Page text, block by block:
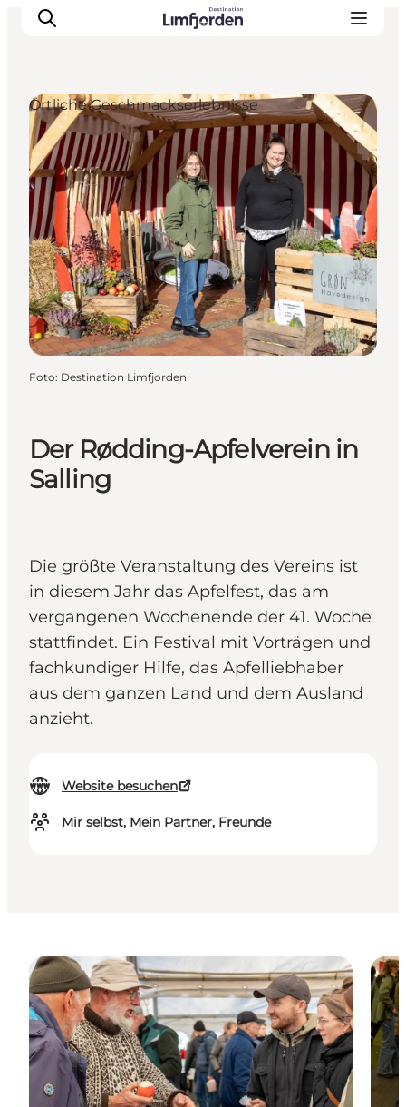
Der Rødding-Apfelverein in
Salling
Die größte Veranstaltung des Vereins ist
in diesem Jahr das Apfelfest, das am
vergangenen Wochenende der 41. Woche
stattfindet. Ein Festival mit Vorträgen und
fachkundiger Hilfe, das Apfelliebhaber
aus dem ganzen Land und dem Ausland
anzieht.
Website besuchen
Mir selbst, Mein Partner, Freunde
Örtliche Geschmackserlebnisse
Foto: Destination Limfjorden